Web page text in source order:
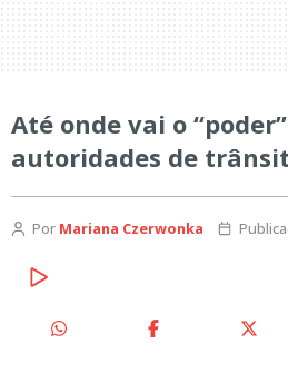
Até onde vai o
autoridades de
Por Mariana Czerwonka